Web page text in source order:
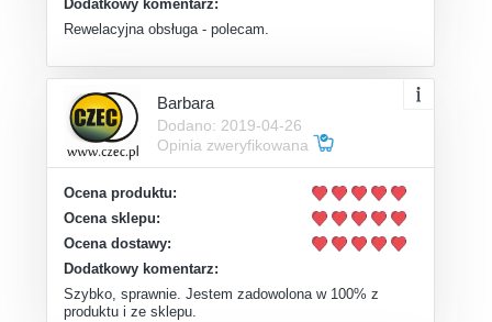
Dodatkowy komentarz:
Rewelacyjna obsługa - polecam.
Barbara
Dodano: 2019-04-26
Opinia zweryfikowana
Ocena produktu:
Ocena sklepu:
Ocena dostawy:
Dodatkowy komentarz:
Szybko, sprawnie. Jestem zadowolona w 100% z
produktu i ze sklepu.